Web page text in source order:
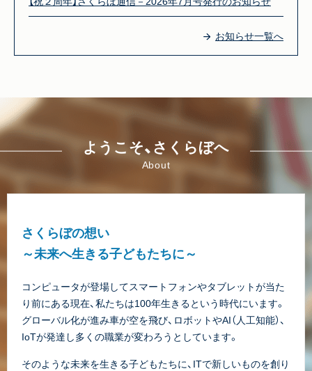
お知らせ一覧へ
ようこそ、さくらぼへ
About
さくらぼの想い
～未来へ生きる子どもたちに～
コンピュータが登場してスマートフォンやタブレットが当た
り前にある現在、私たちは100年生きるという時代にいます。
グローバル化が進み車が空を飛び、ロボットやAI（人工知能）、
IoTが発達し多くの職業が変わろうとしています。
そのような未来を生きる子どもたちに、ITで新しいものを創り